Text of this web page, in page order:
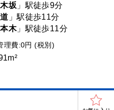
坂 」駅徒歩9分
」駅徒歩11分
木」駅徒歩11分
理費:0円 (税別)